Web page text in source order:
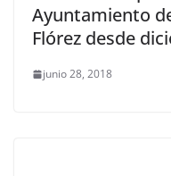
Ayuntamiento
Flórez desde
junio 28, 2018